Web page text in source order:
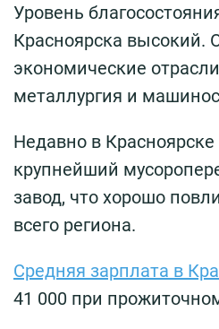
Уровень
Красноярска высокий.
экономические
металлургия и
Недавно в
крупнейший
завод, что хорошо
всего региона.
Средняя зарплата в
41 000 при